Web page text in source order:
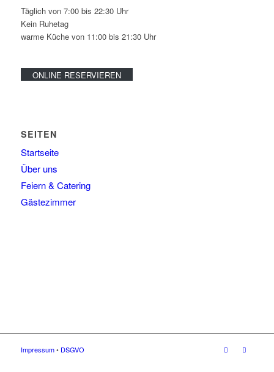
Täglich von 7:00 bis 22:30 Uhr
Kein Ruhetag
warme Küche von 11:00 bis 21:30 Uhr
ONLINE RESERVIEREN
SEITEN
Startseite
Über uns
Feiern & Catering
Gästezimmer
Impressum• DSGVO